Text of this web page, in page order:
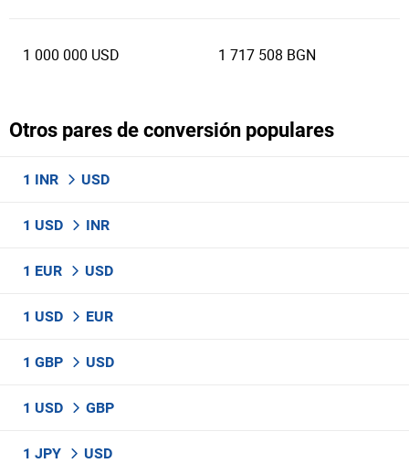
1 000 000 USD 1 717 508 BGN
Otros pares de conversión populares
1 INR USD
1 USD INR
1 EUR USD
1 USD EUR
1 GBP USD
1 USD GBP
1 JPY USD